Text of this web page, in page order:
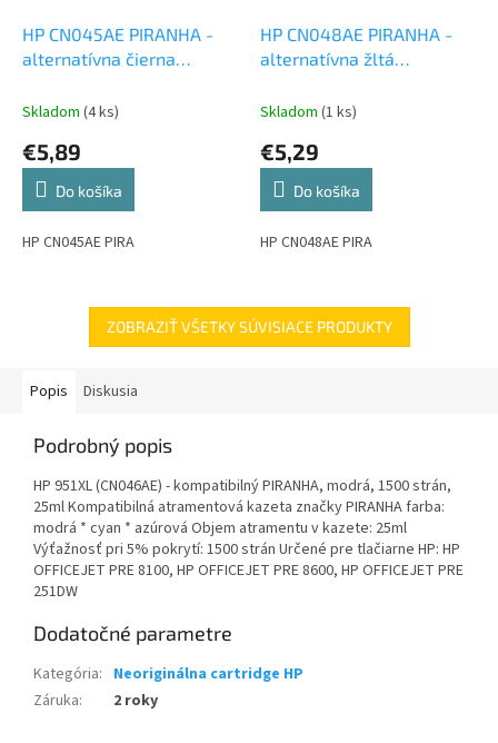
HP CN045AE PIRANHA -
alternatívna čierna
Skladom (4 ks)
€5,89
Do košíka
HP CN045AE PIRA
HP CN048AE PIRANHA -
alternatívna žltá
Skladom (1 ks)
€5,29
Do košíka
HP CN048AE PIRA
ZOBRAZIŤ VŠETKY SÚVISIACE PRODUKTY
Popis Diskusia
Podrobný popis
HP 951XL (CN046AE) - kompatibilný PIRANHA, modrá, 1500 strán,
25ml Kompatibilná atramentová kazeta značky PIRANHA farba:
modrá * cyan * azúrová Objem atramentu v kazete: 25ml
Výťažnosť pri 5% pokrytí: 1500 strán Určené pre tlačiarne HP: HP
OFFICEJET PRE 8100, HP OFFICEJET PRE 8600, HP OFFICEJET PRE
251DW
Dodatočné parametre
Kategória: Neoriginálna cartridge HP
Záruka: 2 roky